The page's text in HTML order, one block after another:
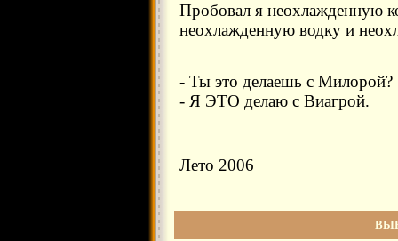
Пробовал я неохлажденную
неохлажденную водку и
- Ты это делаешь с Милорой?
- Я ЭТО делаю с Виагрой.
Лето 2006